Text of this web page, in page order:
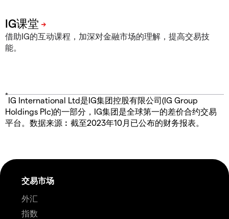
借助IG的互动课程，加深对金融市场的理解，提高交易技
能。
*
IG International Ltd是IG集团控股有限公司(IG Group
Holdings Plc)的一部分，IG集团是全球第一的差价合约交易
平台。数据来源︰截至2023年10月已公布的财务报表。
交易市场
外汇
指数